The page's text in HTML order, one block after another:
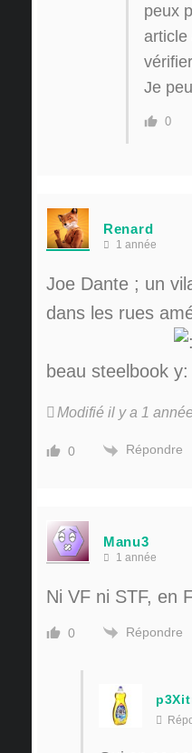
peux
Je
0
Renard
1 année
Joe Dante ; un
dans les rues
beau steelbook
Modifié il y a 1
0 Répondre
Manu3
1 année
Ni VF ni STF, en
0 Répondre